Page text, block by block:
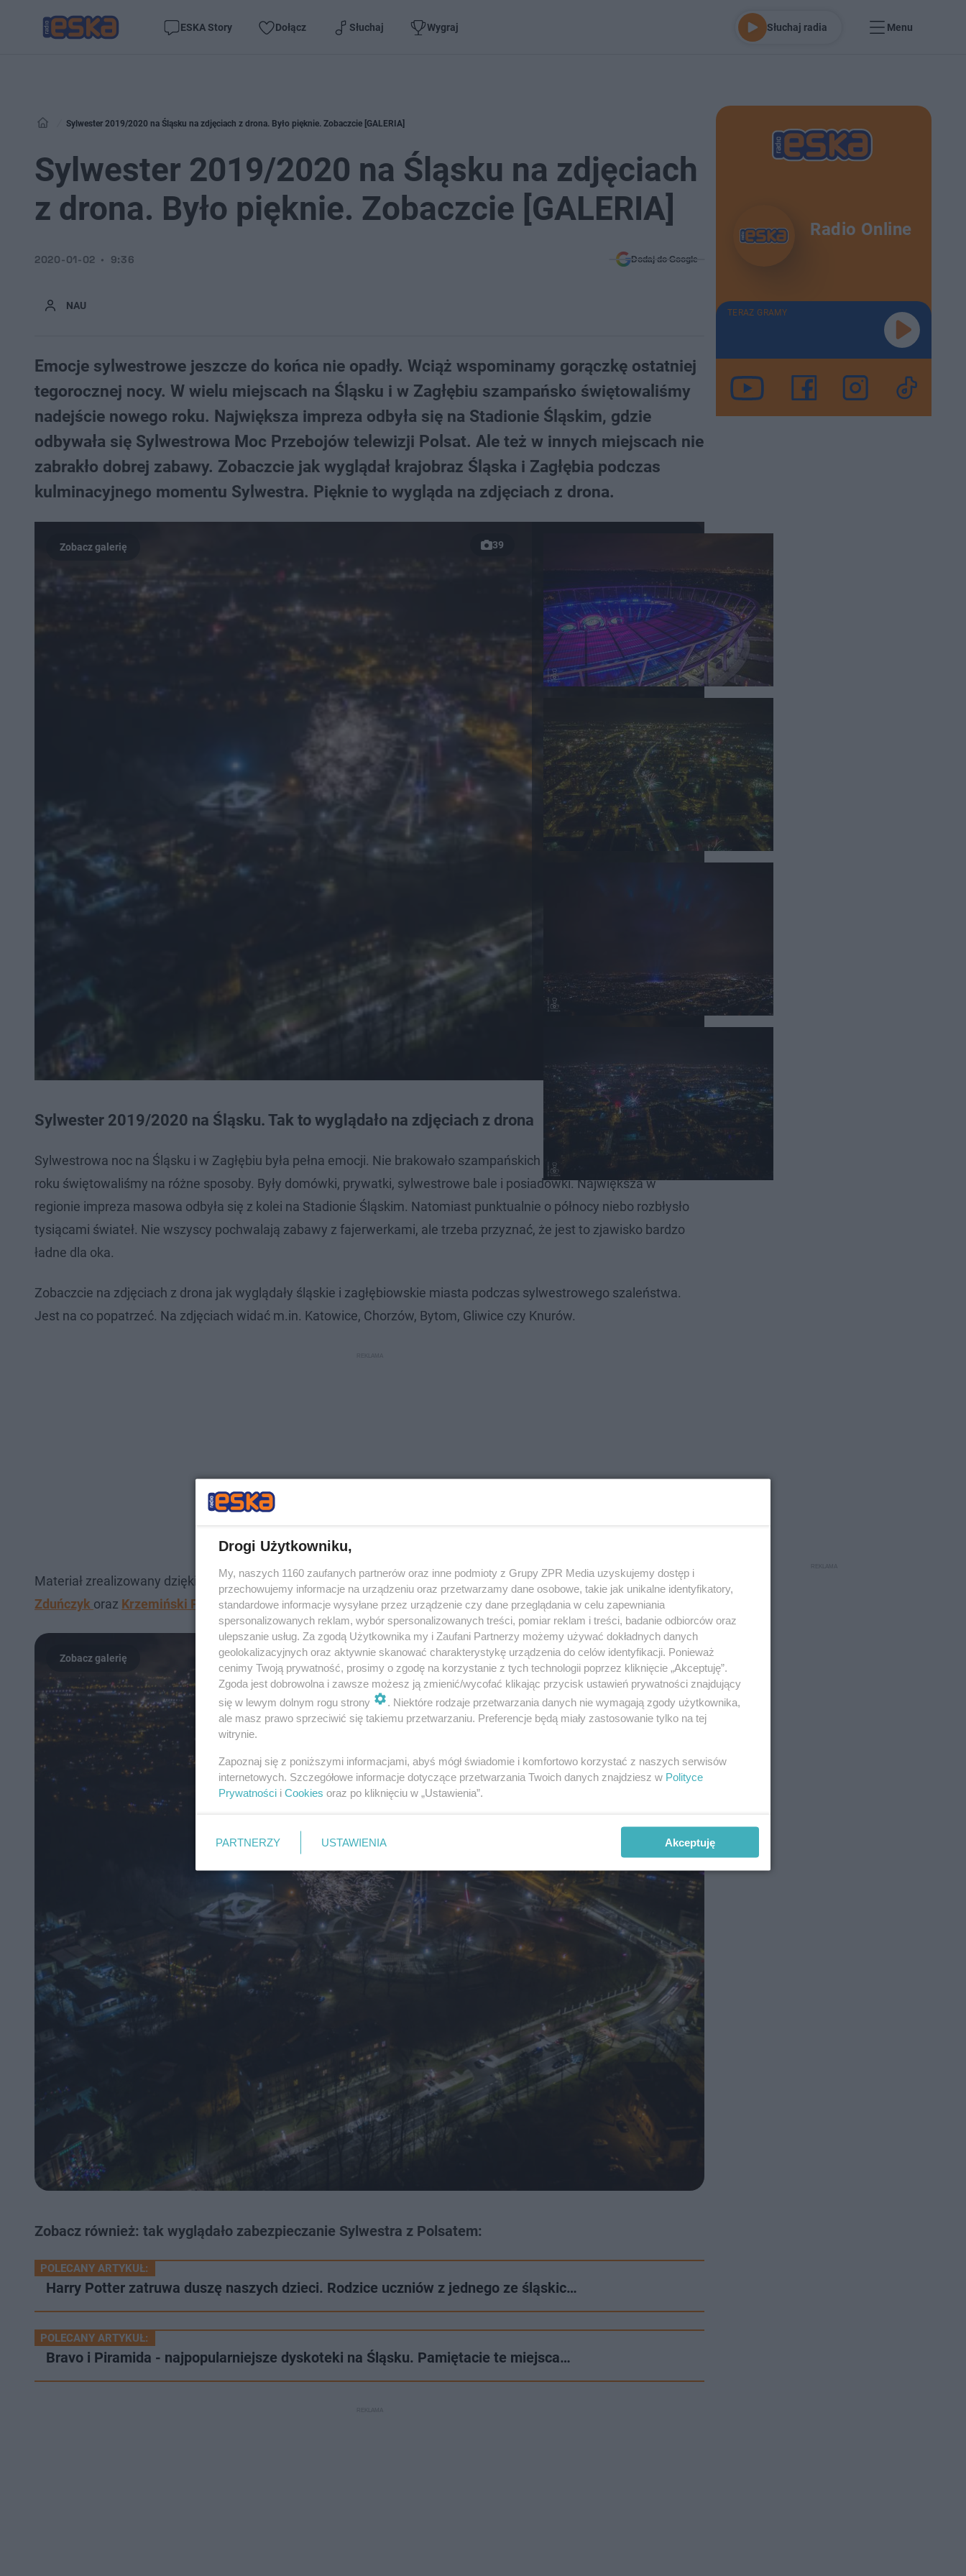
ESKA Story Dołącz Słuchaj Wygraj Słuchaj radia Menu
Sylwester 2019/2020 na Śląsku na zdjęciach z drona. Było pięknie. Zobaczcie [GALERIA]
Sylwester 2019/2020 na Śląsku na zdjęciach
z drona. Było pięknie. Zobaczcie [GALERIA]
NAU
2020-01-02 9:36 Dodaj do Google
Emocje sylwestrowe jeszcze do końca nie opadły. Wciąż wspominamy gorączkę ostatniej
tegorocznej nocy. W wielu miejscach na Śląsku i w Zagłębiu szampańsko świętowaliśmy
nadejście nowego roku. Największa impreza odbyła się na Stadionie Śląskim, gdzie
odbywała się Sylwestrowa Moc Przebojów telewizji Polsat. Ale też w innych miejscach nie
zabrakło dobrej zabawy. Zobaczcie jak wyglądał krajobraz Śląska i Zagłębia podczas
kulminacyjnego momentu Sylwestra. Pięknie to wygląda na zdjęciach z drona.
39
Sylwester 2019/2020 na Śląsku. Tak to wyglądało na zdjęciach z drona
Sylwestrowa noc na Śląsku i w Zagłębiu była pełna emocji. Nie brakowało szampańskich imprez. Nadejście nowego
roku świętowaliśmy na różne sposoby. Były domówki, prywatki, sylwestrowe bale i posiadówki. Największa w
regionie impreza masowa odbyła się z kolei na Stadionie Śląskim. Natomiast punktualnie o północy niebo rozbłysło
tysiącami świateł. Nie wszyscy pochwalają zabawy z fajerwerkami, ale trzeba przyznać, że jest to zjawisko bardzo
ładne dla oka.
Zobaczcie na zdjęciach z drona jak wyglądały śląskie i zagłębiowskie miasta podczas sylwestrowego szaleństwa.
Jest na co popatrzeć. Na zdjęciach widać m.in. Katowice, Chorzów, Bytom, Gliwice czy Knurów.
Materiał zrealizowany dzięki uprzejmościPoziom wyżej czyli z dronem po Bytomiu i Śląsku, Fotografia Rafał
Zduńczyk oraz Krzemiński Photography
39
Zobacz również: tak wyglądało zabezpieczanie Sylwestra z Polsatem:
POLECANY ARTYKUŁ:
Harry Potter zatruwa duszę naszych dzieci. Rodzice uczniów z jednego ze śląskic…
POLECANY ARTYKUŁ:
Bravo i Piramida - najpopularniejsze dyskoteki na Śląsku. Pamiętacie te miejsca…
Radio Online
TERAZ GRAMY
Drogi Użytkowniku,
My, naszych 1160 zaufanych partnerów oraz inne podmioty z Grupy ZPR Media uzyskujemy dostęp i
przechowujemy informacje na urządzeniu oraz przetwarzamy dane osobowe, takie jak unikalne identyfikatory,
standardowe informacje wysyłane przez urządzenie czy dane przeglądania w celu zapewniania
spersonalizowanych reklam, wybór spersonalizowanych treści, pomiar reklam i treści, badanie odbiorców oraz
ulepszanie usług. Za zgodą Użytkownika my i Zaufani Partnerzy możemy używać dokładnych danych
geolokalizacyjnych oraz aktywnie skanować charakterystykę urządzenia do celów identyfikacji. Ponieważ
cenimy Twoją prywatność, prosimy o zgodę na korzystanie z tych technologii poprzez kliknięcie „Akceptuję”.
Zgoda jest dobrowolna i zawsze możesz ją zmienić/wycofać klikając przycisk ustawień prywatności znajdujący
się w lewym dolnym rogu strony
. Niektóre rodzaje przetwarzania danych nie wymagają zgody użytkownika,
ale masz prawo sprzeciwić się takiemu przetwarzaniu. Preferencje będą miały zastosowanie tylko na tej
witrynie.
Zapoznaj się z poniższymi informacjami, abyś mógł świadomie i komfortowo korzystać z naszych serwisów
internetowych. Szczegółowe informacje dotyczące przetwarzania Twoich danych znajdziesz w Polityce
Prywatności i Cookies oraz po kliknięciu w „Ustawienia”.
PARTNERZY USTAWIENIA Akceptuję